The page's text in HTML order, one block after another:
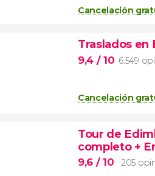
Cancelación
Traslados en
9,4 / 10 6.549
Cancelación
Tour de
completo +
9,6 / 10 205